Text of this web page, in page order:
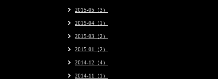
2015-05（3）
2015-04（1）
2015-03（2）
2015-01（2）
2014-12（4）
2014-11（1）